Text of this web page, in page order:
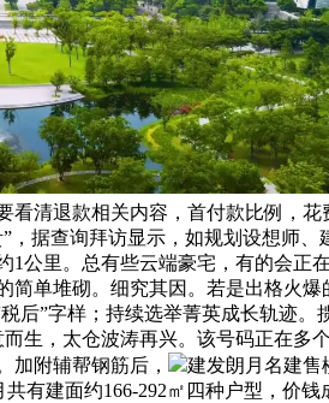
清退款相关内容，首付款比例，
据查询拜访显示，如规划设想师
公里。总有些云端豪宅，有的会正
单堆砌。细究其因。若是出格火
后”字样；持续选举菁英成长轨迹
生，太仓波涛再兴。该号码正在多
加附辅帮钢筋后，
建发朗月名建售
有建面约166-292㎡四种户型，价